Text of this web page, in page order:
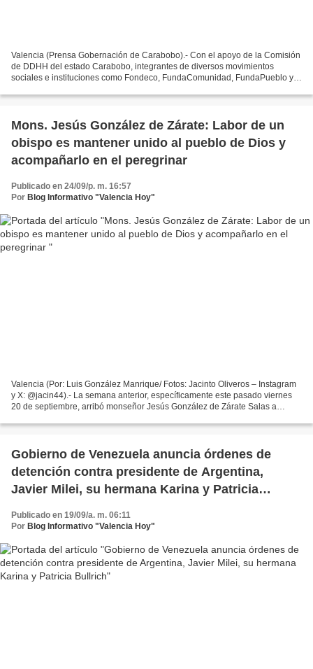
Valencia (Prensa Gobernación de Carabobo).- Con el apoyo de la Comisión
de DDHH del estado Carabobo, integrantes de diversos movimientos
sociales e instituciones como Fondeco, FundaComunidad, FundaPueblo y
Mons. Jesús González de Zárate: Labor de un
obispo es mantener unido al pueblo de Dios y
acompañarlo en el peregrinar
Publicado en 24/09/p. m. 16:57
Por Blog Informativo "Valencia Hoy"
Valencia (Por: Luis González Manrique/ Fotos: Jacinto Oliveros – Instagram
y X: @jacin44).- La semana anterior, específicamente este pasado viernes
20 de septiembre, arribó monseñor Jesús González de Zárate Salas a
Gobierno de Venezuela anuncia órdenes de
detención contra presidente de Argentina,
Javier Milei, su hermana Karina y Patricia
Publicado en 19/09/a. m. 06:11
Por Blog Informativo "Valencia Hoy"